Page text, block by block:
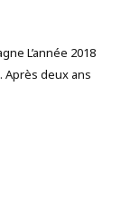
L’année 2018
Après deux ans